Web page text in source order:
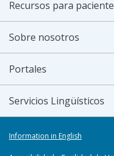
Recursos para
Sobre nosotros
Portales
Servicios Lingüísticos
Information in English